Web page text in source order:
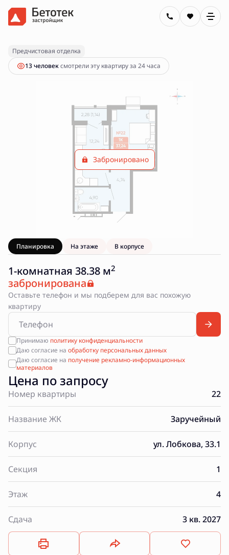
1-комнатная38.38 м Цена по запросу
Предчистовая отделка
13 человексмотрели эту квартиру за 24 часа
Забронировано
Планировка На этаже В корпусе
1-комнатная 38.38 м2
забронирована
Оставьте телефон и мы подберем для вас похожую
квартиру
Принимаю политику конфиденциальности
Даю согласие на обработку персональных данных
Даю согласие на получение рекламно-информационных
материалов
Цена по запросу
Номер квартиры 22
Название ЖК Заручейный
Корпус ул. Лобкова, 33.1
Секция 1
Этаж 4
Сдача 3 кв. 2027